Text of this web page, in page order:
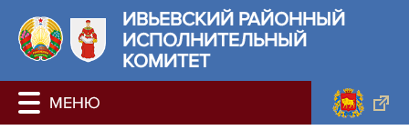
ИВЬЕВСКИЙ РАЙОННЫЙ
ИСПОЛНИТЕЛЬНЫЙ
КОМИТЕТ